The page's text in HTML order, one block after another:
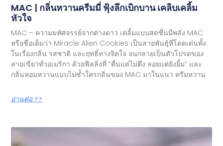
MAC | กลิ่นหวานครีมมี่ ฟุ้งลึกเบิกบาน เคลิบเคลิ้ม
หัวใจ
MAC – ความมหัศจรรย์จากต่างดาว เคลิ้มแบบสดชื่นมีพลัง MAC
หรือชื่อเต็มว่า Miracle Alien Cookies เป็นสายพันธุ์ที่โดดเด่นทั้ง
ในเรื่องกลิ่น รสชาติ และฤทธิ์ทางจิตใจ จนกลายเป็นตัวโปรดของ
สายเขียวทั่วอเมริกา ด้วยฟีลลิ่งที่ “ตื่นแต่ไม่ตึง ลอยแต่ยังยิ้ม” และ
กลิ่นหอมหวานแบบไม่ซ้ำใครกลิ่นของ MAC มาในแนว ครีมหวาน
อ่านต่อ >>